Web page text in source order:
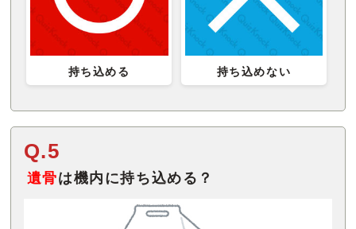
持ち込める 持ち込めない
Q.5
遺骨は機内に持ち込める？